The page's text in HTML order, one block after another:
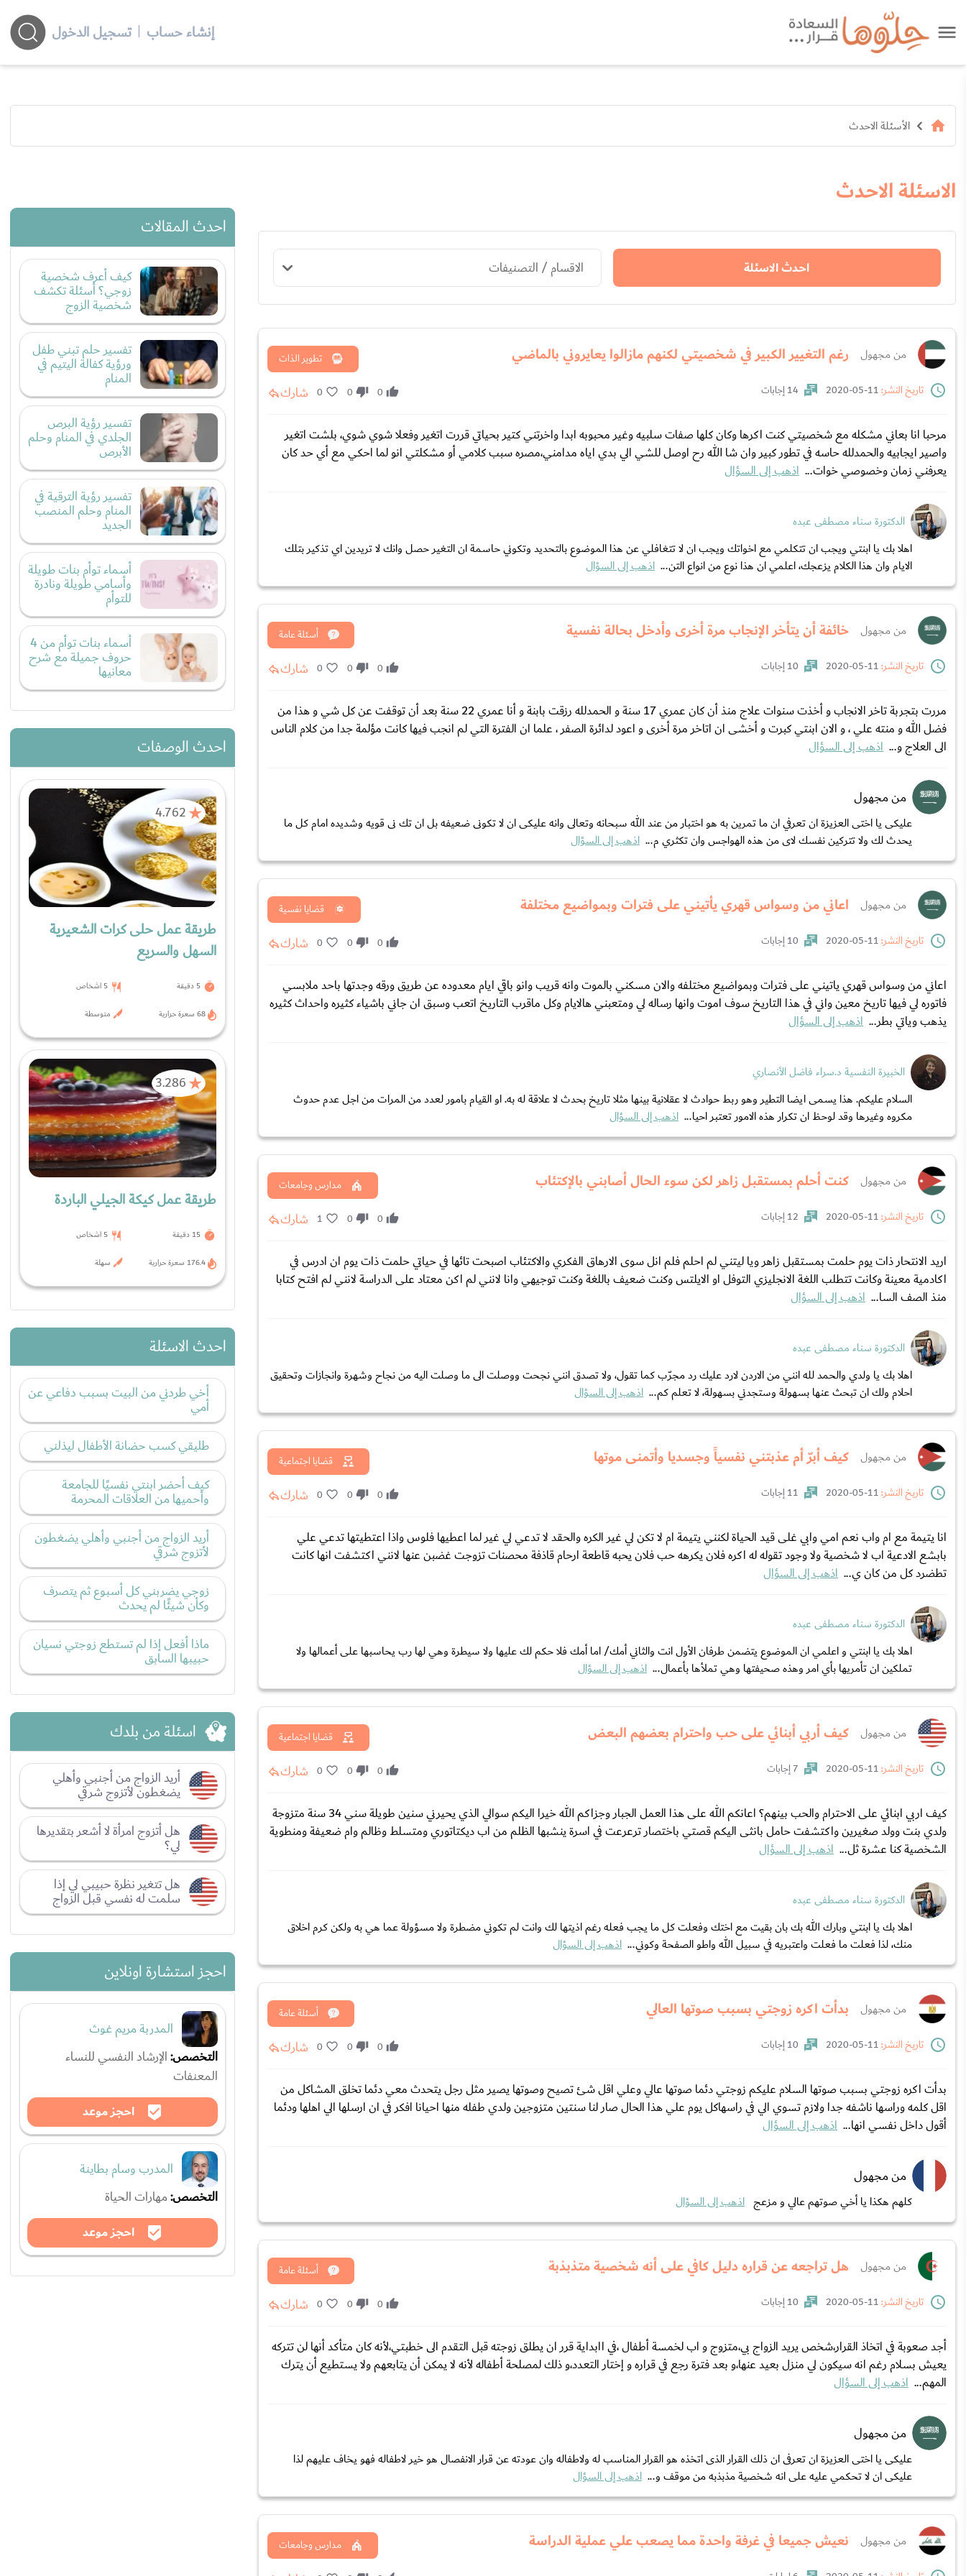
إنشاء حساب | تسجيل الدخول
الأسئلة الاحدث
الاسئلة الاحدث
احدث الاسئلة الاقسام / التصنيفات
من مجهول رغم التغيير الكبير في شخصيتي لكنهم مازالوا يعايروني بالماضي
تطوير الذات
تاريخ النشر:
14 إجابات 0
0
0 شارك
مرحبا انا بعاني مشكله مع شخصيتي كنت اكرها وكان كلها صفات سلبيه وغير محبوبه ابدا واخرتني كتير بحياتي قررت اتغير وفعلا شوي شوي، بلشت اتغير
واصير ايجابيه والحمدلله حاسه في تطور كبير وان شا الله رح اوصل للشي الي بدي اياه مدامني،مصره سبب كلامي أو مشكلتي انو لما احكي مع أي حد كان
يعرفني زمان وخصوصي خوات... اذهب إلى السؤال
الدكتورة سناء مصطفى عبده
اهلا بك يا ابنتي ويجب ان تتكلمي مع اخواتك ويجب ان لا تتغافلي عن هذا الموضوع بالتحديد وتكوني حاسمة ان التغير حصل وانك لا تريدين اي تذكير بتلك
الايام وان هذا الكلام يزعجك، اعلمي ان هذا نوع من انواع التن... اذهب إلى السؤال
من مجهول خائفة أن يتأخر الإنجاب مرة أخرى وأدخل بحالة نفسية
أسئلة عامة
تاريخ النشر:
10 إجابات 0
0
0 شارك
مررت بتجربة تاخر الانجاب و أخذت سنوات علاج منذ أن كان عمري 17 سنة و الحمدلله رزقت بابنة و أنا عمري 22 سنة بعد أن توقفت عن كل شي و هذا من
فضل الله و منته علي ، و الان ابنتي كبرت و أخشى ان اتاخر مرة أخرى و اعود لدائرة الصفر ، علما ان الفترة التي لم انجب فيها كانت مؤلمة جدا من كلام الناس
الى العلاج و... اذهب إلى السؤال
من مجهول
عليكى يا اختى العزيزة ان تعرفي ان ما تمرين به هو اختبار من عند الله سبحانه وتعالى وانه عليكى ان لا تكونى ضعيفه بل ان تك نى قويه وشديده امام كل ما
يحدث لك ولا تتركين نفسك لاى من هذه الهواجس وان تكثري م... اذهب إلى السؤال
من مجهول اعاني من وسواس قهري يأتيني على فترات وبمواضيع مختلفة
قضايا نفسية
تاريخ النشر:
10 إجابات 0
0
0 شارك
اعاني من وسواس قهري ياتيني على فترات وبمواضيع مختلفه والان مسكني بالموت وانه قريب وانو باقي ايام معدوده عن طريق ورقه وجدتها باحد ملابسي
فاتوره لي فيها تاريخ معين واني في هذا التاريخ سوف اموت وانها رساله لي ومتعبني هالايام وكل ماقرب التاريخ اتعب وسبق ان جاني باشياء كثيره واحداث كثيره
يذهب وياتي بطر... اذهب إلى السؤال
الخبيرة النفسية د.سراء فاضل الأنصاري
السلام عليكم. هذا يسمى ايضا التطير وهو ربط حوادث لا عقلانية بينها مثلا تاريخ بحدث لا علاقة له به. او القيام بامور لعدد من المرات من اجل عدم حدوث
مكروه وغيرها وقد لوحظ ان تكرار هذه الامور تعتبر احيا... اذهب إلى السؤال
من مجهول كنت أحلم بمستقبل زاهر لكن سوء الحال أصابني بالإكتئاب
مدارس وجامعات
تاريخ النشر:
12 إجابات 0
0
1 شارك
اريد الانتحار ذات يوم حلمت بمستقبل زاهر ويا ليتني لم احلم فلم انل سوى الارهاق الفكري والاكتئاب اصبحت تائها في حياتي حلمت ذات يوم ان ادرس في
اكادمية معينة وكانت تتطلب اللغة الانجليزي التوفل او الايلتس وكنت ضعيف باللغة وكنت توجيهي وانا لانني لم اكن معتاد على الدراسة لانني لم افتح كتابا
منذ الصف السا... اذهب إلى السؤال
الدكتورة سناء مصطفى عبده
اهلا بك يا ولدي والحمد لله انني من الاردن لارد عليك رد مجرّب كما تقول، ولا تصدق انني نجحت ووصلت الى ما وصلت اليه من نجاح وشهرة وانجازات وتحقيق
احلام ولك ان تبحث عنها بسهولة وستجدني بسهولة، لا تعلم كم... اذهب إلى السؤال
من مجهول كيف أبرّ أم عذبتني نفسياً وجسديا وأتمنى موتها
قضايا اجتماعية
تاريخ النشر:
11 إجابات 0
0
0 شارك
انا يتيمة مع ام واب نعم امي وابي غلى قيد الحياة لكنني يتيمة ام لا تكن لي غير الكره والحقد لا تدعي لي غير لما اعطيها فلوس واذا اعتطيتها تدعي علي
بابشع الادعية اب لا شخصية ولا وجود تقوله له اكره فلان يكرهه حب فلان يحبه قاطعة ارحام قاذفة محصنات تزوجت غضبن عنها لانني اكتشفت انها كانت
تطضرد كل من كان ي... اذهب إلى السؤال
الدكتورة سناء مصطفى عبده
اهلا بك يا ابنتي و اعلمي ان الموضوع يتضمن طرفان الأول انت والثاني أمك/ اما أمك فلا حكم لك عليها ولا سيطرة وهي لها رب يحاسبها على أعمالها ولا
تملكين ان تأمريها بأي امر وهذه صحيفتها وهي تملأها بأعمال... اذهب إلى السؤال
من مجهول كيف أربي أبنائي على حب واحترام بعضهم البعض
قضايا اجتماعية
تاريخ النشر:
7 إجابات 0
0
0 شارك
كيف اربي ابنائي على الاحترام والحب بينهم؟ اعانكم الله على هذا العمل الجبار وجزاكم الله خيرا اليكم سوالي الذي يحيرني سنين طويلة سني 34 سنة متزوجة
ولدي بنت وولد صغيرين واكتشفت حامل بانثى اليكم قصتي باختصار ترعرعت في اسرة ينشبها الظلم من اب ديكتاتوري ومتسلط وظالم وام ضعيفة ومنطوية
الشخصية كنا عشرة ثل... اذهب إلى السؤال
الدكتورة سناء مصطفى عبده
اهلا بك يا ابنتي وبارك الله بك بان بقيت مع اختك وفعلت كل ما يجب فعله رغم اذيتها لك وانت لم تكوني مضطرة ولا مسؤولة عما هي به ولكن كرم اخلاق
منك، لذا فعلت ما فعلت واعتبريه في سبيل الله واطو الصفحة وكوني... اذهب إلى السؤال
من مجهول بدأت اكره زوجتي بسبب صوتها العالي
أسئلة عامة
تاريخ النشر:
10 إجابات 0
0
0 شارك
بدأت اكره زوجتي بسبب صوتها السلام عليكم زوجتي دئما صوتها عالي وعلي اقل شئ تصيح وصوتها يصير مثل رجل يتحدث معي دئما تخلق المشاكل من
اقل كلمه وراسها ناشفه جدا ولازم تسوي الي في راسهاكل يوم علي هذا الحال صار لنا سنتين متزوجين ولدي طفله منها احيانا افكر في ان ارسلها الي اهلها ودئما
أقول داخل نفسي انها... اذهب إلى السؤال
من مجهول
كلهم هكذا يا أخي صوتهم عالي و مزعج اذهب إلى السؤال
من مجهول هل تراجعه عن قراره دليل كافي على أنه شخصية متذبذبة
أسئلة عامة
تاريخ النشر:
10 إجابات 0
0
0 شارك
أجد صعوبة في اتخاذ القرار،شخص يريد الزواج بي،متزوج و اب لخمسة أطفال ،في اابداية قرر ان يطلق زوجته قبل التقدم الى خطبتي،لأنه كان متأكد أنها لن تتركه
يعيش بسلام رغم انه سيكون لي منزل بعيد عنها،و بعد فترة رجع في قراره و إختار التعدد،و ذلك لمصلحة أطفاله لأنه لا يمكن أن يتابعهم ولا يستطيع أن يترك
المهم... اذهب إلى السؤال
من مجهول
عليكى يا اختى العزيزة ان تعرفى ان ذلك القرار الذى اتخذه هو القرار المناسب له ولاطفاله وان عودته عن قرار الانفصال هو خير لاطفاله فهو يخاف عليهم لذا
عليكى ان لا تحكمي عليه على انه شخصية مذبذبه من موقف و... اذهب إلى السؤال
من مجهول نعيش جميعا في غرفة واحدة مما يصعب علي عملية الدراسة
مدارس وجامعات
احدث المقالات
كيف أعرف شخصية
زوجي؟ أسئلة تكشف
شخصية الزوج
تفسير حلم تبني طفل
ورؤية كفالة اليتيم في
المنام
تفسير رؤية البرص
الجلدي في المنام وحلم
الأبرص
تفسير رؤية الترقية في
المنام وحلم المنصب
الجديد
أسماء توأم بنات طويلة
وأسامي طويلة ونادرة
للتوأم
أسماء بنات توأم من 4
حروف جميلة مع شرح
معانيها
احدث الوصفات
4.762
طريقة عمل حلى كرات الشعيرية
السهل والسريع
5 دقيقة 5 اشخاص
68 سعرة حرارية متوسطة
3.286
طريقة عمل كيكة الجيلي الباردة
15 دقيقة 5 اشخاص
176.4 سعرة حرارية سهلة
احدث الاسئلة
أخي طردني من البيت بسبب دفاعي عن
أمي
طليقي كسب حضانة الأطفال ليذلني
كيف أحضر ابنتي نفسيًا للجامعة
وأحميها من العلاقات المحرمة
أريد الزواج من أجنبي وأهلي يضغطون
لأتزوج شرقي
زوجي يضربني كل أسبوع ثم يتصرف
وكأن شيئًا لم يحدث
ماذا أفعل إذا لم تستطع زوجتي نسيان
حبيبها السابق
اسئلة من بلدك
أريد الزواج من أجنبي وأهلي
يضغطون لأتزوج شرقي
هل أتزوج امرأة لا أشعر بتقديرها
لي؟
هل تتغير نظرة حبيبي لي إذا
سلمت له نفسي قبل الزواج
احجز استشارة اونلاين
المدربة مريم غوث
التخصص:الإرشاد النفسي للنساء
المعنفات
احجز موعد
المدرب وسام بطاينة
التخصص:مهارات الحياة
احجز موعد